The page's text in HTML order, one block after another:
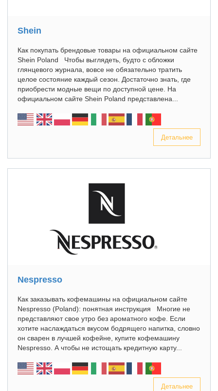
Shein
Как покупать брендовые товары на официальном сайте
Shein Poland Чтобы выглядеть, будто с обложки
глянцевого журнала, вовсе не обязательно тратить
целое состояние каждый сезон. Достаточно знать, где
приобрести модные вещи по доступной цене. На
официальном сайте Shein Poland представлена...
Детальнее
Nespresso
Как заказывать кофемашины на официальном сайте
Nespresso (Poland): понятная инструкция Многие не
представляют свое утро без ароматного кофе. Если
хотите наслаждаться вкусом бодрящего напитка, словно
он сварен в лучшей кофейне, купите кофемашину
Nespresso. А чтобы не истощать кредитную карту...
Детальнее